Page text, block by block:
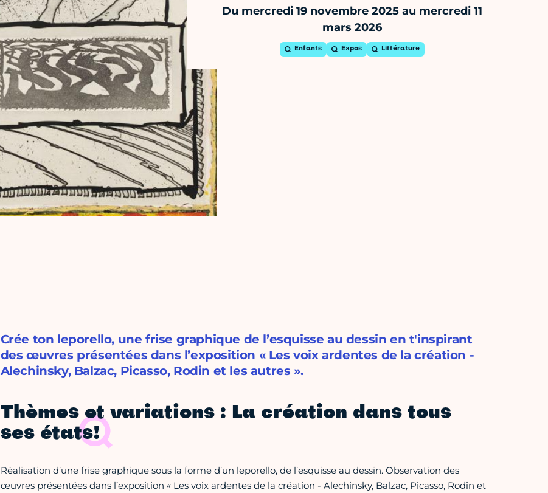
Du mercredi 19 novembre 2025 au mercredi 11
mars 2026
Enfants Expos Littérature
Crée ton leporello, une frise graphique de l’esquisse au dessin en t'inspirant
des œuvres présentées dans l’exposition « Les voix ardentes de la création -
Alechinsky, Balzac, Picasso, Rodin et les autres ».
Thèmes et variations : La création dans tous
ses états!
Réalisation d’une frise graphique sous la forme d’un leporello, de l’esquisse au dessin. Observation des
œuvres présentées dans l’exposition « Les voix ardentes de la création - Alechinsky, Balzac, Picasso, Rodin et